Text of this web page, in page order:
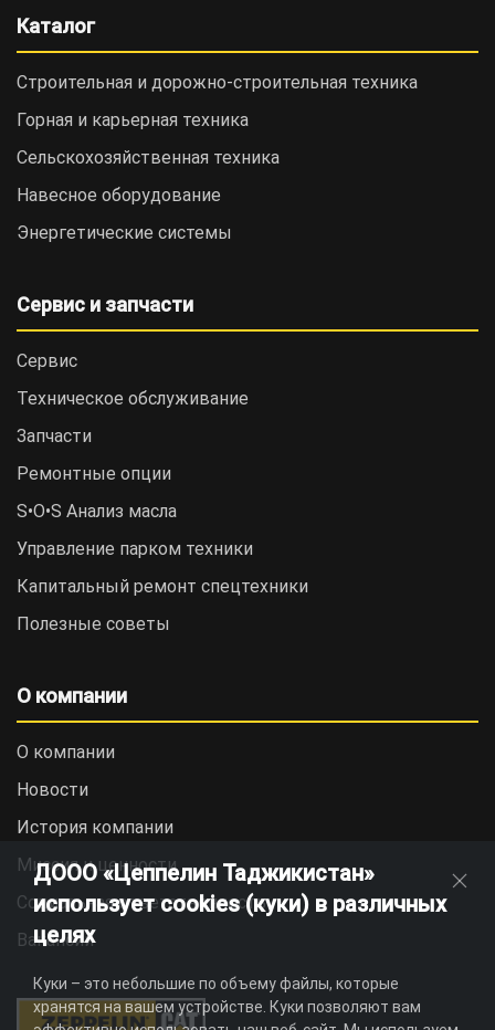
Каталог
Строительная и дорожно-cтроительная техника
Горная и карьерная техника
Сельскохозяйственная техника
Навесное оборудование
Энергетические системы
Сервис и запчасти
Сервис
Техническое обслуживание
Запчасти
Ремонтные опции
S•O•S Анализ масла
Управление парком техники
Капитальный ремонт спецтехники
Полезные советы
О компании
О компании
Новости
История компании
Миссия и ценности
Социальная ответственность
Вакансии
ДООО «Цеппелин Таджикистан»
использует cookies (куки) в различных
целях
Куки – это небольшие по объему файлы, которые
хранятся на вашем устройстве. Куки позволяют вам